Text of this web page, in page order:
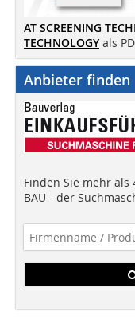
AT SCREENING
TECHNOLOGY als
Anbieter finden
Finden Sie mehr als
BAU - der